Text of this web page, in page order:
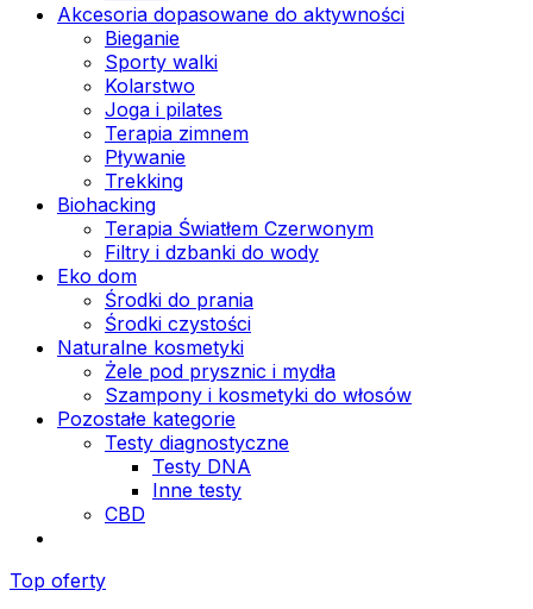
Akcesoria dopasowane do aktywności
Bieganie
Sporty walki
Kolarstwo
Joga i pilates
Terapia zimnem
Pływanie
Trekking
Biohacking
Terapia Światłem Czerwonym
Filtry i dzbanki do wody
Eko dom
Środki do prania
Środki czystości
Naturalne kosmetyki
Żele pod prysznic i mydła
Szampony i kosmetyki do włosów
Pozostałe kategorie
Testy diagnostyczne
Testy DNA
Inne testy
CBD
Top oferty